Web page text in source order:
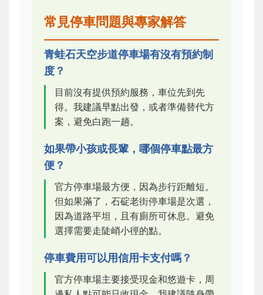
常見停車問題與專家解答
青蛙石天空步道停車場有沒有預約制
度？
目前沒有提供預約服務，車位先到先
得。我建議早點出發，或者準備替代方
案，避免白跑一趟。
如果帶小孩或長輩，哪個停車點最方
便？
官方停車場最方便，因為步行距離短。
但如果滿了，石碇老街停車場是次選，
因為道路平坦，且有廁所可休息。避免
選擇需要走陡峭小徑的點。
停車費用可以用信用卡支付嗎？
官方停車場主要接受現金和悠遊卡，周